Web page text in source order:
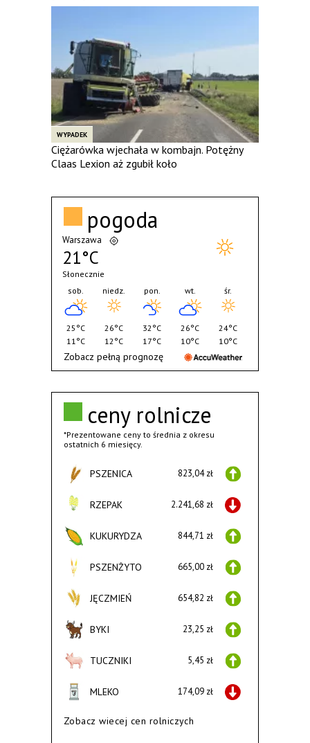
WYPADEK
Ciężarówka wjechała w kombajn. Potężny
Claas Lexion aż zgubił koło
ceny rolnicze
*Prezentowane ceny to średnia z okresu
ostatnich 6 miesięcy.
PSZENICA 823,04 zł
RZEPAK 2.241,68 zł
KUKURYDZA 844,71 zł
PSZENŻYTO 665,00 zł
JĘCZMIEŃ 654,82 zł
BYKI 23,25 zł
TUCZNIKI 5,45 zł
MLEKO 174,09 zł
Zobacz wiecej cen rolniczych
pogoda
Warszawa
21°C
Słonecznie
sob.
25°C
11°C
niedz.
26°C
12°C
pon.
32°C
17°C
wt.
26°C
10°C
śr.
24°C
10°C
Zobacz pełną prognozę